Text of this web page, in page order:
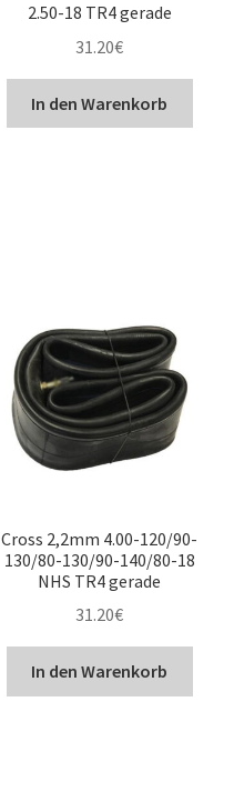
2.50-18 TR4 gerade
31.20€
In den Warenkorb
Cross 2,2mm 4.00-120/90-
130/80-130/90-140/80-18
NHS TR4 gerade
31.20€
In den Warenkorb